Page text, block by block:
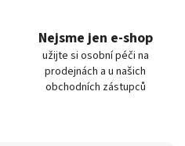
Nejsme jen e-shop
užijte si osobní péči na
prodejnách a u našich
obchodních zástupců